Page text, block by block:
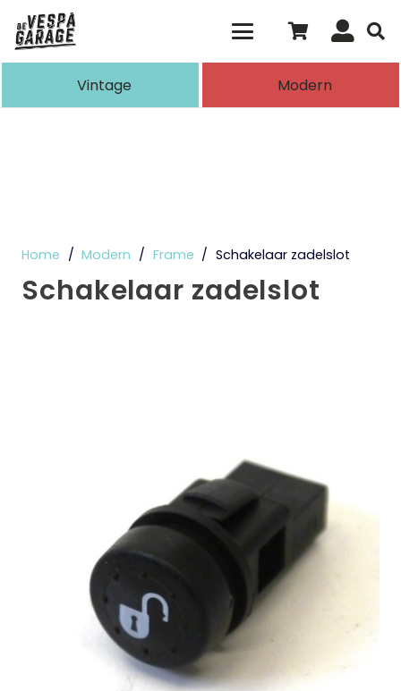
de resultaten voor automatisch
Vintage Modern
Home / Modern / Frame / Schakelaar zadelslot
Schakelaar zadelslot